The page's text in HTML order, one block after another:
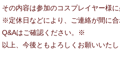
その内容は参加のコスプレイヤー様
※定休日などにより、ご連絡が間に
Q&Aはご確認ください。※
以上、今後ともよろしくお願いいたし